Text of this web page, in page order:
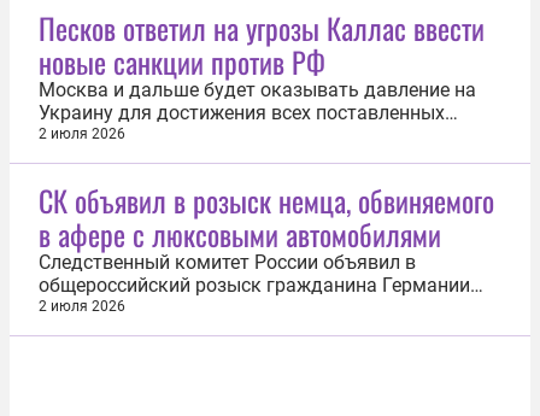
конфликта. Об этом рассказал журналистам
помощник президента Юрий Ушаков. «Киев и его
европейские...
Песков ответил на угрозы Каллас ввести
новые санкции против РФ
Москва и дальше будет оказывать давление на
Украину для достижения всех поставленных
целей. Об этом 2 июля на брифинге заявил пресс-
секретарь президента России Дмитрий Песков.
слова главы внешнеполитической службы
Евросоюза Каи Каллас о необходимости ввести...
2 июля 2026
СК объявил в розыск немца, обвиняемого
в афере с люксовыми автомобилями
Следственный комитет России объявил в
общероссийский розыск гражданина Германии
Илана Йозефа Медведева, который проходит
фигурантом по уголовному делу о мошенничестве
2 июля 2026